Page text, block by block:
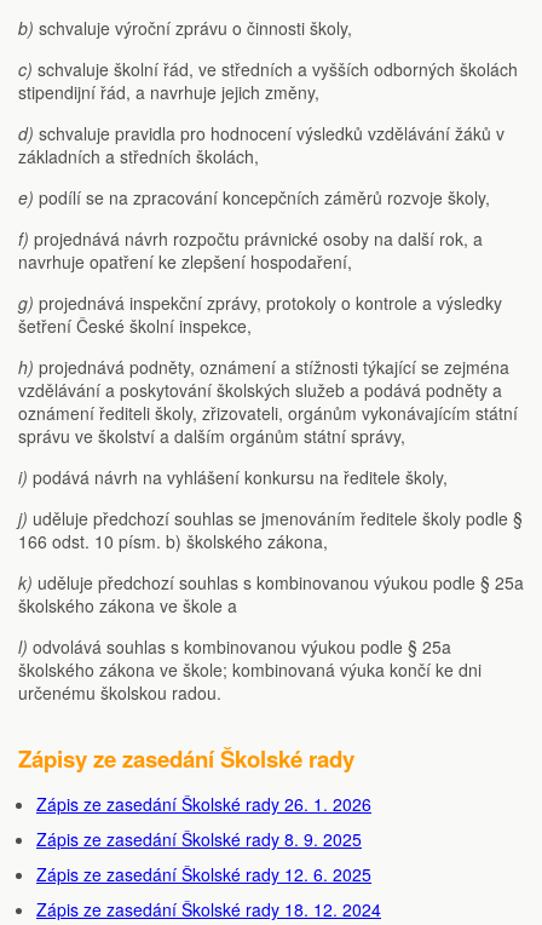
b) schvaluje výroční zprávu o činnosti školy,
c) schvaluje školní řád, ve středních a vyšších odborných školách
stipendijní řád, a navrhuje jejich změny,
d) schvaluje pravidla pro hodnocení výsledků vzdělávání žáků v
základních a středních školách,
e) podílí se na zpracování koncepčních záměrů rozvoje školy,
f) projednává návrh rozpočtu právnické osoby na další rok, a
navrhuje opatření ke zlepšení hospodaření,
g) projednává inspekční zprávy, protokoly o kontrole a výsledky
šetření České školní inspekce,
h) projednává podněty, oznámení a stížnosti týkající se zejména
vzdělávání a poskytování školských služeb a podává podněty a
oznámení řediteli školy, zřizovateli, orgánům vykonávajícím státní
správu ve školství a dalším orgánům státní správy,
i) podává návrh na vyhlášení konkursu na ředitele školy,
j) uděluje předchozí souhlas se jmenováním ředitele školy podle §
166 odst. 10 písm. b) školského zákona,
k) uděluje předchozí souhlas s kombinovanou výukou podle § 25a
školského zákona ve škole a
l) odvolává souhlas s kombinovanou výukou podle § 25a
školského zákona ve škole; kombinovaná výuka končí ke dni
určenému školskou radou.
Zápisy ze zasedání Školské rady
Zápis ze zasedání Školské rady 26. 1. 2026
Zápis ze zasedání Školské rady 8. 9. 2025
Zápis ze zasedání Školské rady 12. 6. 2025
Zápis ze zasedání Školské rady 18. 12. 2024